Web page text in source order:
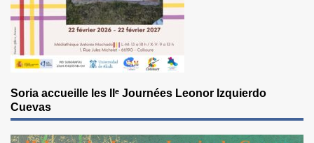
Soria accueille les IIᵉ Journées Leonor Izquierdo
Cuevas